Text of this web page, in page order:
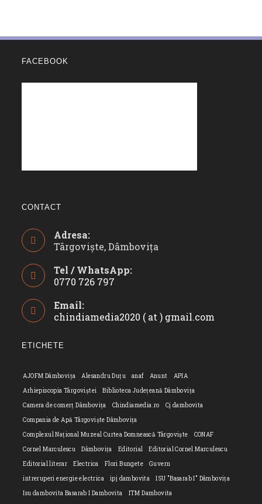
FACEBOOK
CONTACT
Adresa:
Târgoviște, Dâmbovița
Tel / WhatsApp:
0770 726 797
in
your
Email:
chindiamedia2020 ( at ) gmail.com
ETICHETE
AJOFM Dâmbovița Alesandru Duțu anaf Anunt
APIA
Arhiepiscopia Târgoviștei
Biblioteca Județeană Dâmbovița
Camera de comerț Dâmbovița
Chindiamedia.ro
Cj dambovita
Compania de Apă Târgoviște Dâmbovița
Complexul Național Muzeal Curtea Domnească Târgoviște
CONAF
Cornel Marculescu
Dâmbovița Editorial
Editorial Cornel Marculescu
Editorial literar
Electrica Flori Bungete
Guvern
intreruperi energie electrica
ipj dambovita
ISU "Basarab I" Dâmbovița
Isu dambovita Basarab I Dambovita
ITM Dambovita